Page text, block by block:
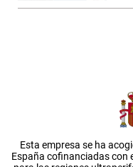
Esta empresa se ha
España cofinanciadas con